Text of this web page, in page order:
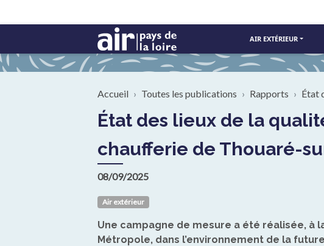
AIR EXTÉRIEUR
Fil d'Ariane
Accueil Toutes les publications Rapports État
État des lieux de la qualité de l'air dans l'environnement de la future
chaufferie de Thouaré-
08/09/2025
Air extérieur
Une campagne de mesure a été réalisée, à
Métropole, dans l’environnement de la